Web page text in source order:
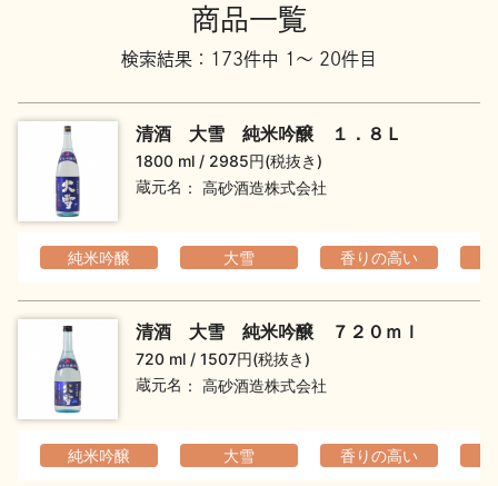
地酒小説
日本酒の楽しみ方特集
商品一覧
検索結果：173件中 1～ 20件目
清酒 大雪 純米吟醸 １．８Ｌ
1800 ml
2985円(税抜き)
蔵元名
高砂酒造株式会社
純米吟醸 大雪 香りの高い
清酒 大雪 純米吟醸 ７２０ｍｌ
720 ml
1507円(税抜き)
蔵元名
高砂酒造株式会社
純米吟醸 大雪 香りの高い